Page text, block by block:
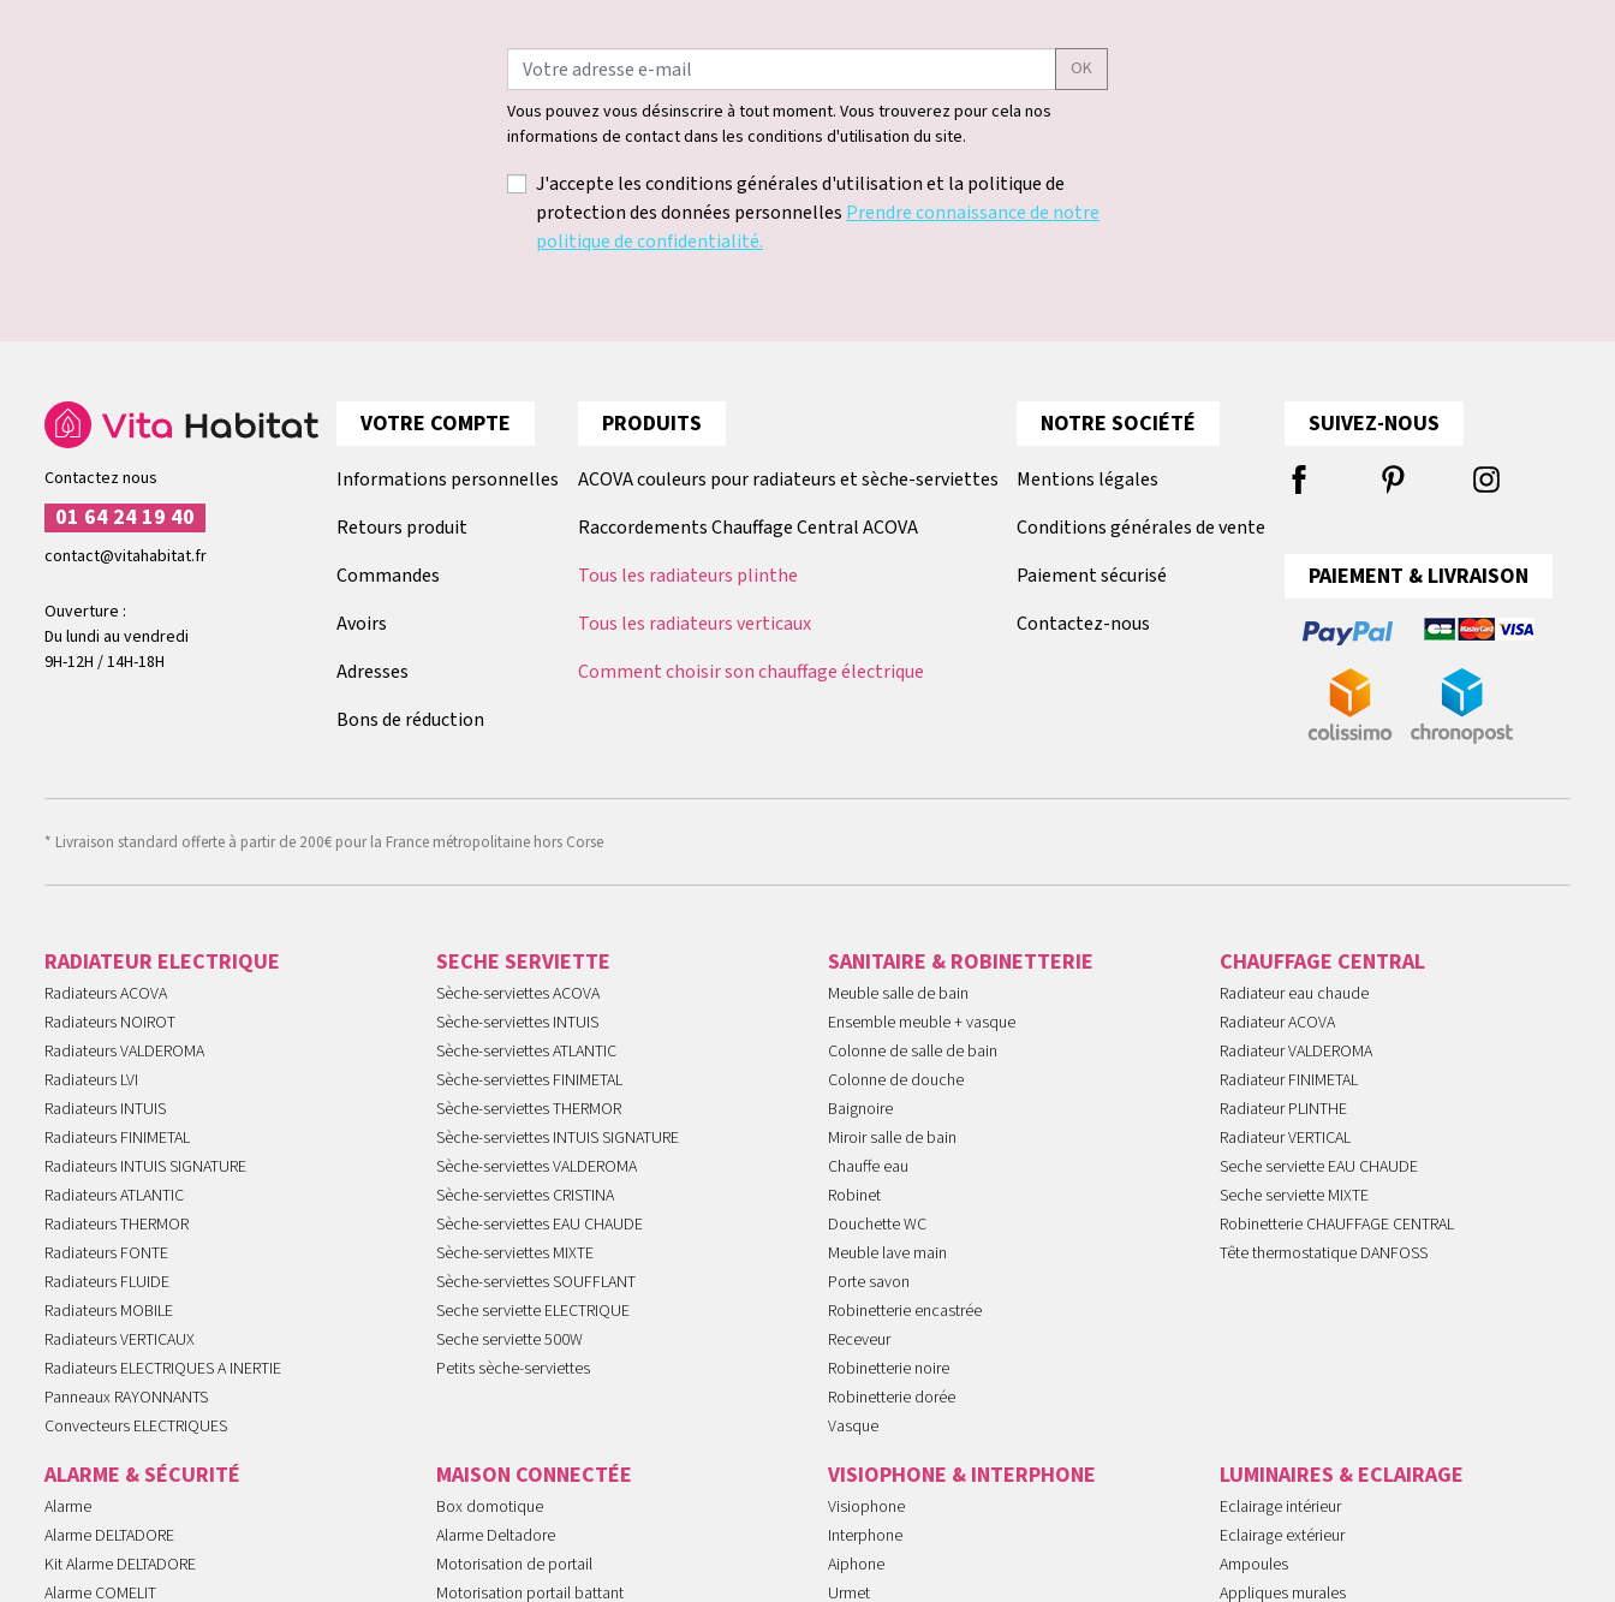
OK
Vous pouvez vous désinscrire à tout moment. Vous trouverez pour cela nos
informations de contact dans les conditions d'utilisation du site.
J'accepte les conditions générales d'utilisation et la politique de
protection des données personnelles Prendre connaissance de notre
politique de confidentialité.
Contactez nous
01 64 24 19 40
contact@vitahabitat.fr
Ouverture :
Du lundi au vendredi
9H-12H / 14H-18H
VOTRE COMPTE
Informations personnelles
Retours produit
Commandes
Avoirs
Adresses
Bons de réduction
PRODUITS
ACOVA couleurs pour radiateurs et sèche-serviettes
Raccordements Chauffage Central ACOVA
Tous les radiateurs plinthe
Tous les radiateurs verticaux
Comment choisir son chauffage électrique
NOTRE SOCIÉTÉ
Mentions légales
Conditions générales de vente
Paiement sécurisé
Contactez-nous
SUIVEZ-NOUS
PAIEMENT & LIVRAISON
* Livraison standard offerte à partir de 200€ pour la France métropolitaine hors Corse
RADIATEUR ELECTRIQUE
Radiateurs ACOVA
Radiateurs NOIROT
Radiateurs VALDEROMA
Radiateurs LVI
Radiateurs INTUIS
Radiateurs FINIMETAL
Radiateurs INTUIS SIGNATURE
Radiateurs ATLANTIC
Radiateurs THERMOR
Radiateurs FONTE
Radiateurs FLUIDE
Radiateurs MOBILE
Radiateurs VERTICAUX
Radiateurs ELECTRIQUES A INERTIE
Panneaux RAYONNANTS
Convecteurs ELECTRIQUES
SECHE SERVIETTE
Sèche-serviettes ACOVA
Sèche-serviettes INTUIS
Sèche-serviettes ATLANTIC
Sèche-serviettes FINIMETAL
Sèche-serviettes THERMOR
Sèche-serviettes INTUIS SIGNATURE
Sèche-serviettes VALDEROMA
Sèche-serviettes CRISTINA
Sèche-serviettes EAU CHAUDE
Sèche-serviettes MIXTE
Sèche-serviettes SOUFFLANT
Seche serviette ELECTRIQUE
Seche serviette 500W
Petits sèche-serviettes
SANITAIRE & ROBINETTERIE
Meuble salle de bain
Ensemble meuble + vasque
Colonne de salle de bain
Colonne de douche
Baignoire
Miroir salle de bain
Chauffe eau
Robinet
Douchette WC
Meuble lave main
Porte savon
Robinetterie encastrée
Receveur
Robinetterie noire
Robinetterie dorée
Vasque
CHAUFFAGE CENTRAL
Radiateur eau chaude
Radiateur ACOVA
Radiateur VALDEROMA
Radiateur FINIMETAL
Radiateur PLINTHE
Radiateur VERTICAL
Seche serviette EAU CHAUDE
Seche serviette MIXTE
Robinetterie CHAUFFAGE CENTRAL
Tête thermostatique DANFOSS
ALARME & SÉCURITÉ
Alarme
Alarme DELTADORE
Kit Alarme DELTADORE
Alarme COMELIT
MAISON CONNECTÉE
Box domotique
Alarme Deltadore
Motorisation de portail
Motorisation portail battant
VISIOPHONE & INTERPHONE
Visiophone
Interphone
Aiphone
Urmet
LUMINAIRES & ECLAIRAGE
Eclairage intérieur
Eclairage extérieur
Ampoules
Appliques murales